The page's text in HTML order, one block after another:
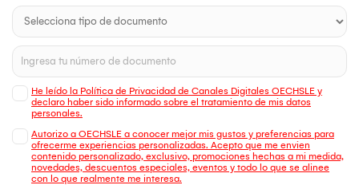
He leído la Política de Privacidad de Canales Digitales OECHSLE y
declaro haber sido informado sobre el tratamiento de mis datos
personales.
Autorizo a OECHSLE a conocer mejor mis gustos y preferencias para
ofrecerme experiencias personalizadas. Acepto que me envien
contenido personalizado, exclusivo, promociones hechas a mi medida,
novedades, descuentos especiales, eventos y todo lo que se alinee
con lo que realmente me interesa.